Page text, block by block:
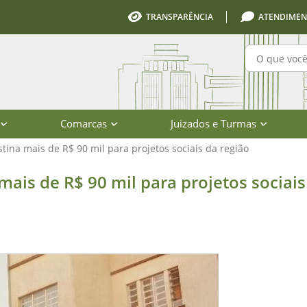
TRANSPARÊNCIA
Comarcas Juizados e Turmas
mais de R$ 90 mil para projetos sociais da região
90 mil para projetos sociais da
de R$ 90 mil para projetos